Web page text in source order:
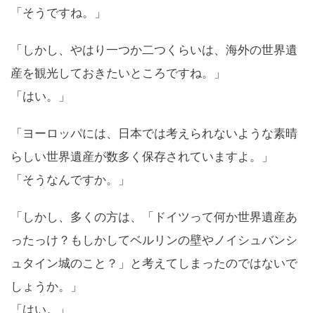
「そうですね。」
「しかし、やはり一つか二つくらいは、海外の世界遺
産を観光しておきたいところですね。」
「はい。」
「ヨーロッパには、日本では考えられないような素晴
らしい世界遺産が数多く保存されていますよ。」
「そうなんですか。」
「しかし、多くの方は、「ドイツって何か世界遺産あ
ったっけ？もしかしてベルリンの壁やノイシュバンシ
ュタイン城のこと？」と考えてしまったのではないで
しょうか。」
「はい。」